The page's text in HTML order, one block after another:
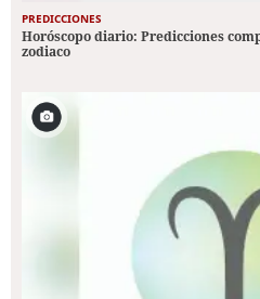
PREDICCIONES
Horóscopo diario: Predicciones
zodiaco